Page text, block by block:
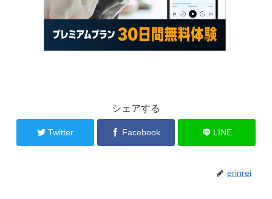
シェアする
Twitter Facebook LINE
erinrei